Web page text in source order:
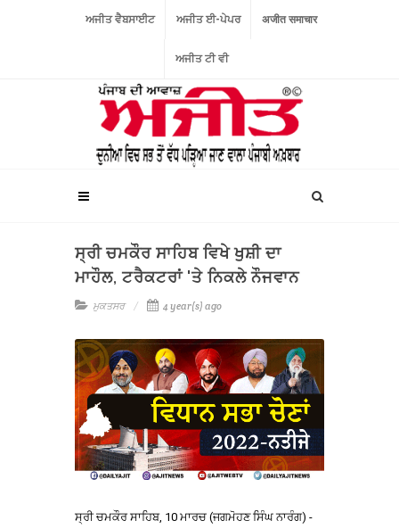
ਅਜੀਤ ਵੈਬਸਾਈਟ ਅਜੀਤ ਈ-ਪੇਪਰ अजीत समाचार
ਅਜੀਤ ਟੀ ਵੀ
ਸ੍ਰੀ ਚਮਕੌਰ ਸਾਹਿਬ ਵਿਖੇ ਖੁਸ਼ੀ ਦਾ
ਮਾਹੌਲ, ਟਰੈਕਟਰਾਂ 'ਤੇ ਨਿਕਲੇ ਨੌਜਵਾਨ
ਮੁਕਤਸਰ 4 year(s) ago
ਸ੍ਰੀ ਚਮਕੌਰ ਸਾਹਿਬ, 10 ਮਾਰਚ (ਜਗਮੋਹਣ ਸਿੰਘ ਨਾਰੰਗ) -